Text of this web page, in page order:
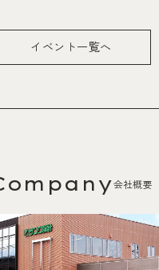
イベント一覧へ
会社概要